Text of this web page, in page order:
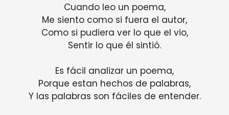
Cuando leo un poema,
Me siento como si fuera el autor,
Como si pudiera ver lo que el vio,
Sentir lo que él sintió.
Es fácil analizar un poema,
Porque estan hechos de palabras,
Y las palabras son fáciles de entender.